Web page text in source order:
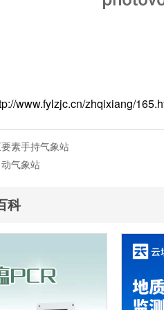
www.fylzjc.cn/zhqixiang/
素手持气象站
气象站
科